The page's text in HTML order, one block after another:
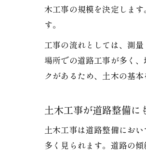
木工事の規模を決定しま
す。
工事の流れとしては、測
場所での道路工事が多く
クがあるため、土木の基
土木工事が道路整備に
土木工事は道路整備にお
多く見られます。道路の